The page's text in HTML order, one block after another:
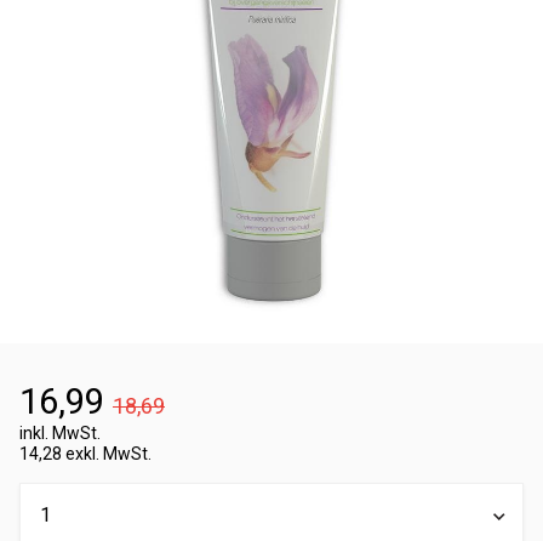
16,99 18,69
inkl. MwSt.
14,28 exkl. MwSt.